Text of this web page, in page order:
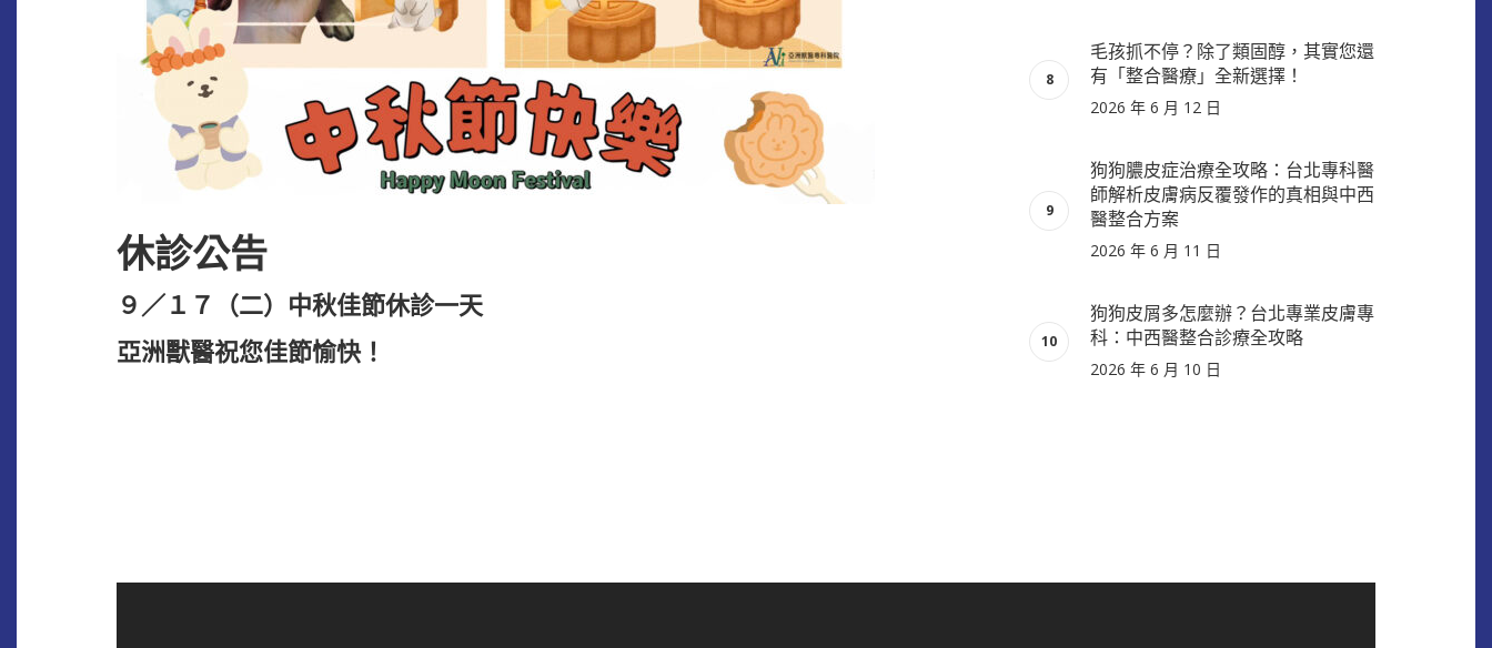
休診公告
９／１７（二）中秋佳節休診一天
亞洲獸醫祝您佳節愉快！
毛孩抓不停？除了類固醇，其實您還
有「整合醫療」全新選擇！
2026 年 6 月 12 日
狗狗膿皮症治療全攻略：台北專科醫
師解析皮膚病反覆發作的真相與中西
醫整合方案
2026 年 6 月 11 日
狗狗皮屑多怎麼辦？台北專業皮膚專
科：中西醫整合診療全攻略
2026 年 6 月 10 日